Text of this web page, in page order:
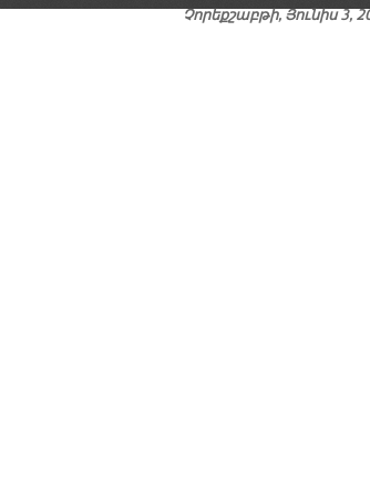
Չորեքշաբթի, Յունիս 3,